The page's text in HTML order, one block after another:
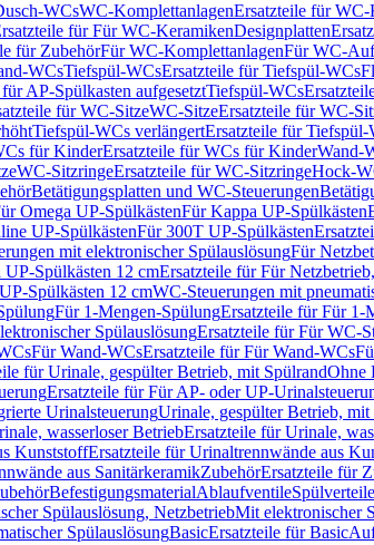
WCsWC-KomplettanlagenErsatzteile für WC-
für Für WC-KeramikenDesignplatten
für ZubehörFür WC-KomplettanlagenFür WC-
WCsTiefspül-WCsErsatzteile für Tiefspül-WCs
AP-Spülkasten aufgesetztTiefspül-WCs
für WC-SitzeWC-SitzeErsatzteile für WC-
Tiefspül-WCs verlängertErsatzteile für Tiefspül-
für KinderErsatzteile für WCs für KinderWand-
WC-SitzringeErsatzteile für WC-SitzringeHock-
Betätigungsplatten und WC-Steuerungen
Omega UP-SpülkästenFür Kappa UP-Spülkästen
UP-SpülkästenFür 300T UP-Spülkästen
mit elektronischer SpülauslösungFür
Spülkästen 12 cmErsatzteile für Für
Spülkästen 12 cmWC-Steuerungen mit
Für 1-Mengen-SpülungErsatzteile für Für 1-
SpülauslösungErsatzteile für Für WC-
Für Wand-WCsErsatzteile für Für Wand-WCs
für Urinale, gespülter Betrieb, mit SpülrandOhne
Ersatzteile für Für AP- oder UP-
UrinalsteuerungUrinale, gespülter Betrieb,
wasserloser BetriebErsatzteile für Urinale,
KunststoffErsatzteile für Urinaltrennwände aus
aus SanitärkeramikZubehörErsatzteile für
BefestigungsmaterialAblaufventile
Spülauslösung, NetzbetriebMit elektronischer
SpülauslösungBasicErsatzteile für Basic